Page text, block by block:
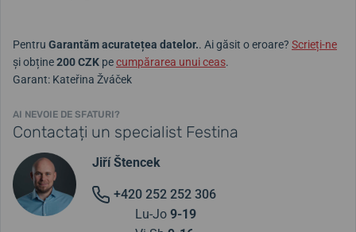
Pentru Garantăm acuratețea datelor.. Ai găsit o eroare? Scrieți-ne
și obține200 CZK pecumpărarea unui ceas.
Garant: Kateřina Žváček
AI NEVOIE DE SFATURI?
Contactați un specialist Festina
Jiří Štencek
+420 252 252 306
Lu-Jo 9-19